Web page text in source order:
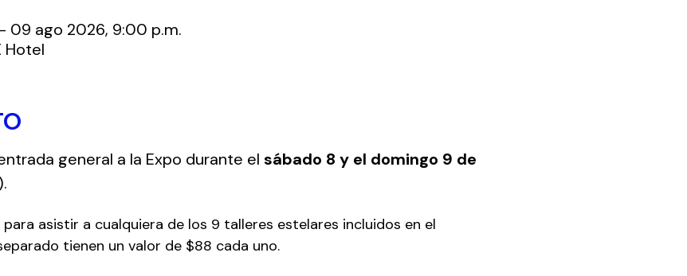
09 ago 2026, 9:00 p.m.
Hotel
entrada general a la Expo durante el sábado 8 y el domingo 9 de
asistir a cualquiera de los 9 talleres estelares incluidos en el
tienen un valor de $88 cada uno.